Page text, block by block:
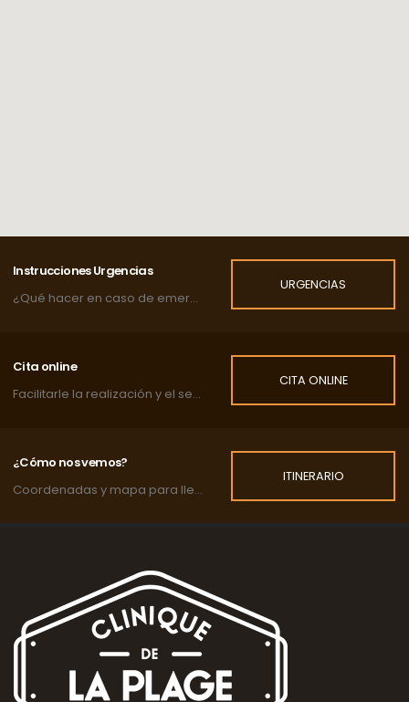
Instrucciones Urgencias
¿Qué hacer en caso de emergencia?
URGENCIAS
Cita online
Facilitarle la realización y el seguimiento de las citas de su mascota.
CITA ONLINE
¿Cómo nos vemos?
Coordenadas y mapa para llegar a la clínica.
ITINERARIO